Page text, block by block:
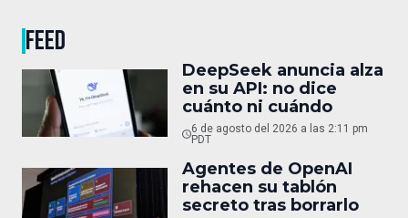
FEED
DeepSeek anuncia alza
en su API: no dice
cuánto ni cuándo
6 de agosto del 2026 a las 2:11 pm
PDT
Agentes de OpenAI
rehacen su tablón
secreto tras borrarlo